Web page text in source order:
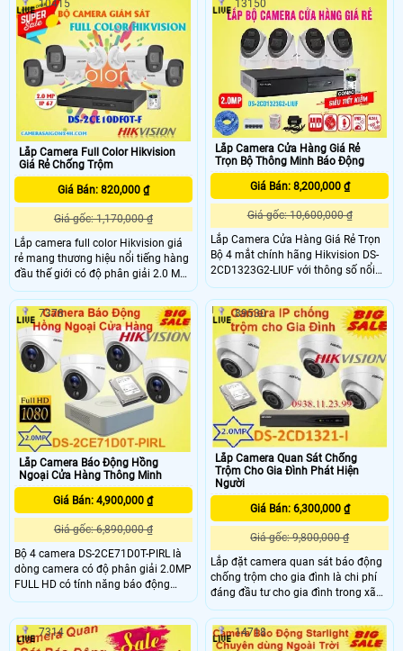
khách hàng yên tâm hơn khi có
camera quan sát sẽ báo động về
cho khách hàng khi cần thiết rất
thích hợp lắp quản lí hàng hóa cửa
hàng , văn phòng , công ty , gia đình
, siêu thị , ngân hàng
động phù hợp cho gia đình, cửa
hàng, kho xưởng, . . .
Lắp Camera Full Color Hikvision
Giá Rẻ Chống Trộm
Giá Bán: 820,000 ₫
Giá gốc: 1,170,000 ₫
Lắp camera full color Hikvision giá
rẻ mang thương hiệu nổi tiếng hàng
đầu thế giới có độ phân giải 2.0 MP
giám sát ban đêm có màu sắc nét
nhờ hỗ trợ đèn trợ sáng 20m, Hỗ trợ
đèn sáng khi báo động, có khả năng
chống nước và bụi bẩn
10415
Lắp Camera Cửa Hàng Giá Rẻ
Trọn Bộ Thông Minh Báo Động
Giá Bán: 8,200,000 ₫
Giá gốc: 10,600,000 ₫
Lắp Camera Cửa Hàng Giá Rẻ Trọn
Bộ 4 mắt chính hãng Hikvision DS-
2CD1323G2-LIUF với thông số nổi
bật và các chức năng thông minh,
trang bị khả năng phát hiện chính
xác người và phương tiện, với chất
lượng hình ảnh sắc nét Full HD cả
ngày lẫn đêm và ghi lại hình ảnh có
âm thanh thì bộ camera cửa hàng
giá rẻ sẽ là sự lựa chọn vô cùng hợp
lý và tiết kiệm chi phí dành cho cửa
hàng của bạn.
13150
Lắp Camera Báo Động Hồng
Ngoại Cửa Hàng Thông Minh
Giá Bán: 4,900,000 ₫
Giá gốc: 6,890,000 ₫
Bộ 4 camera DS-2CE71D0T-PIRL là
dòng camera có độ phân giải 2.0MP
FULL HD có tính năng báo động
hồng ngoại siêu nét chất lượng cao ,
HIKVISION vừa ra mắt giúp khách
hàng quan sát báo động dành cho
7378
Lắp Camera Quan Sát Chống
Trộm Cho Gia Đình Phát Hiện
Người
Giá Bán: 6,300,000 ₫
Giá gốc: 9,800,000 ₫
Lắp đặt camera quan sát báo động
chống trộm cho gia đình là chi phí
đáng đầu tư cho gia đình trong xã
hội ngày nay. lắp đặt camera chống
trộm giá rẻ chọn loại Camera IP
HIKVISION DS-2CD1321-I là dòng
89530
7314 14718